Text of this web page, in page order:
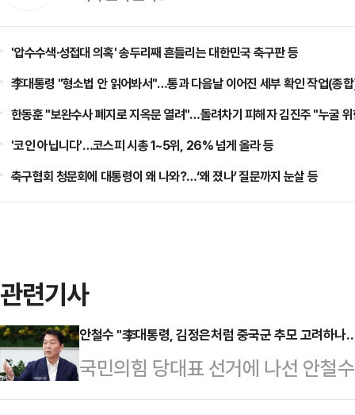
'압수수색·성접대 의혹' 송두리째 흔들리는 대한민국 축구판 등
李대통령 "형소법 안 읽어봐서"…통과 다음날 이어진 세부 확인 작업(종
한동훈 "보완수사 폐지로 지옥문 열려"…돌려차기 피해자 김진주 "누굴
'코인 아닙니다'…코스피 시총 1~5위, 26% 넘게 올라 등
축구협회 청문회에 대통령이 왜 나와?…‘왜 졌나’ 질문까지 눈살 등
관련기사
안철수 "李대통령, 김정은처럼 중국군 추모 고려하
국민의힘 당대표 선거에 나선 안철
협정일에도 아무런 입장을 내고 있